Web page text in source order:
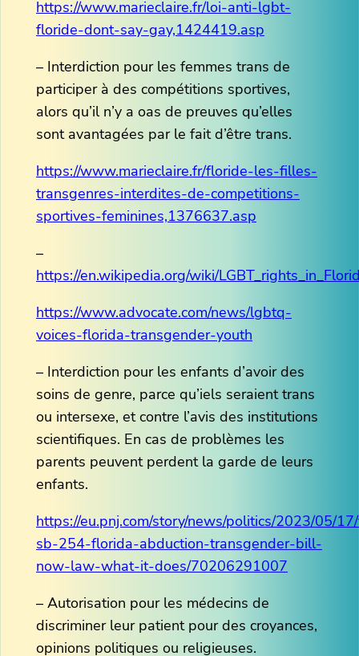
https://www.marieclaire.fr/loi-anti-lgbt-
floride-dont-say-gay,1424419.asp
– Interdiction pour les femmes trans de
participer à des compétitions sportives,
alors qu’il n’y a oas de preuves qu’elles
sont avantagées par le fait d’être trans.
https://www.marieclaire.fr/floride-les-filles-
transgenres-interdites-de-competitions-
sportives-feminines,1376637.asp
–
https://en.wikipedia.org/wiki/
https://www.advocate.com/news/lgbtq-
voices-florida-transgender-youth
– Interdiction pour les enfants d’avoir des
soins de genre, parce qu’iels seraient trans
ou intersexe, et contre l’avis des institutions
scientifiques. En cas de problèmes les
parents peuvent perdent la garde de leurs
enfants.
https://eu.pnj.com/story/news/politics/2023/05/
sb-254-florida-abduction-transgender-bill-
now-law-what-it-does/70206291007
– Autorisation pour les médecins de
discriminer leur patient pour des croyances,
opinions politiques ou religieuses.